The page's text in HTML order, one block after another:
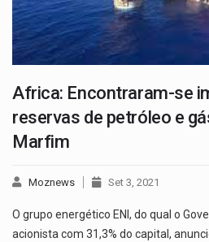
Africa: Encontraram-se
reservas de petróleo e
Marfim
Moznews Set 3, 2021
O grupo energético ENI, do qual o
acionista com 31,3% do capital,